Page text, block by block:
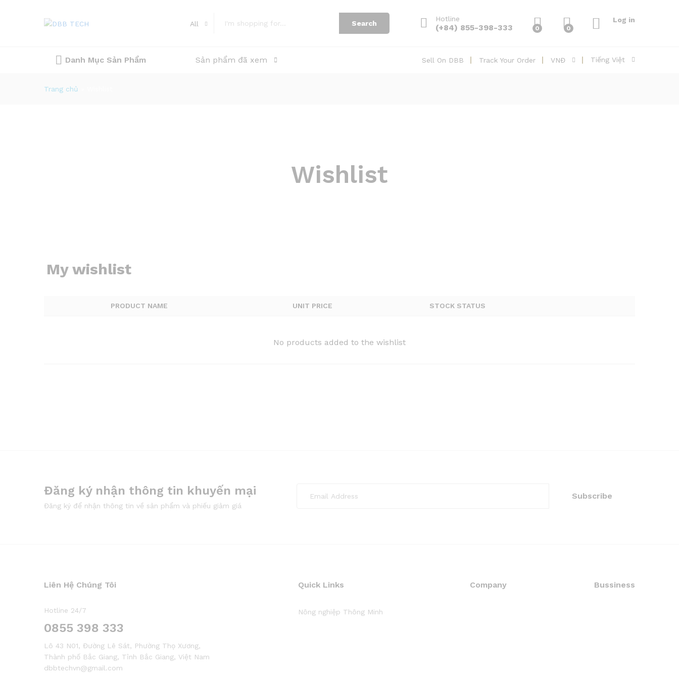
All Search
Hotline
(+84) 855-398-333 0 0
Log in
Danh Mục Sản Phẩm Sản phẩm đã xem Sell On DBB Track Your Order VNĐ Tiếng Việt
Trang chủ
Wishlist
My wishlist
PRODUCT NAME UNIT PRICE STOCK STATUS
No products added to the wishlist
Đăng ký nhận thông tin khuyến mại
Đăng ký để nhận thông tin về sản phẩm và phiếu giảm giá
Liên Hệ Chúng Tôi
Hotline 24/7
0855 398 333
Lô 43 N01, Đường Lê Sát, Phường Thọ Xương,
Thành phố Bắc Giang, Tỉnh Bắc Giang, Việt Nam
dbbtechvn@gmail.com
Quick Links
Nông nghiệp Thông Minh
Company Bussiness